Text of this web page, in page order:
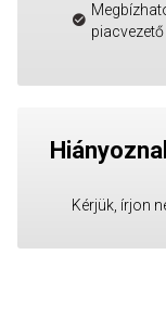
Kérjük, írjon